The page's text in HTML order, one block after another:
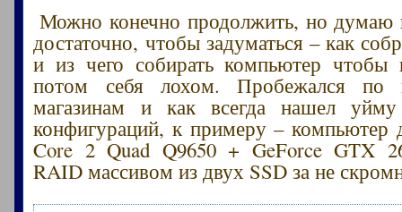
Можно конечно продолжить, но думаю
достаточно, чтобы задуматься – как
и из чего собирать компьютер чтобы
потом себя лохом. Пробежался по
магазинам и как всегда нашел уйму
конфигураций, к примеру – компьютер
Core 2 Quad Q9650 + GeForce GTX
RAID массивом из двух SSD за не